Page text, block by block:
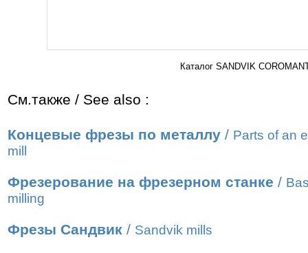
Каталог SANDVIK
См.также / See also :
Концевые фрезы по металлу / Parts of an
mill
Фрезерование на фрезерном станке /
milling
Фрезы Сандвик / Sandvik mills